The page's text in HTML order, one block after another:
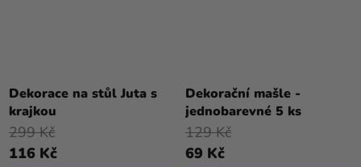
Dekorace na stůl Juta s
krajkou
116 Kč
299 Kč
Dekorační mašle -
jednobarevné 5 ks
69 Kč
129 Kč